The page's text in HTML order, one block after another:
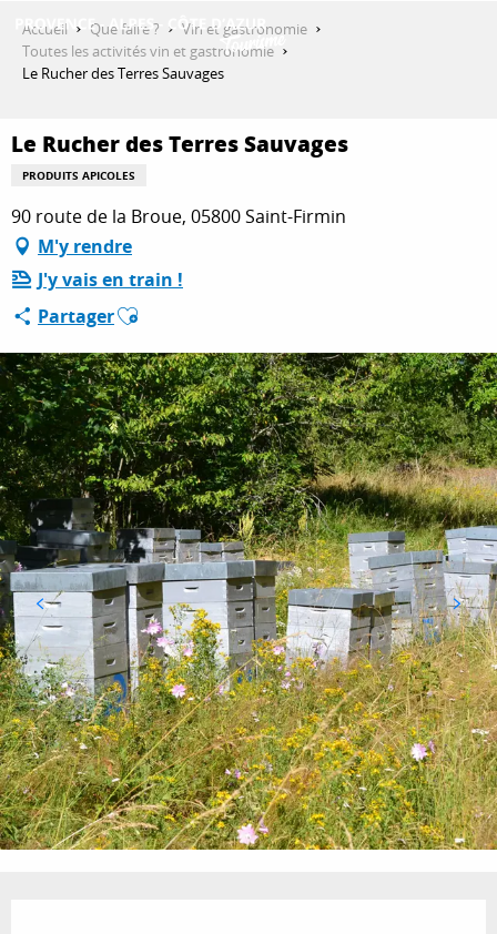
contenu
QUE FAIRE ?
SÉJOURNER
ESPACE PRO
Accueil Que faire ?
Vin et gastronomie
Toutes les activités vin et gastronomie
Le Rucher des Terres Sauvages
Le Rucher des Terres Sauvages
PRODUITS APICOLES
90 route de la Broue, 05800 Saint-Firmin
M'y rendre
J'y vais en train !
PartagerAjouter aux favoris